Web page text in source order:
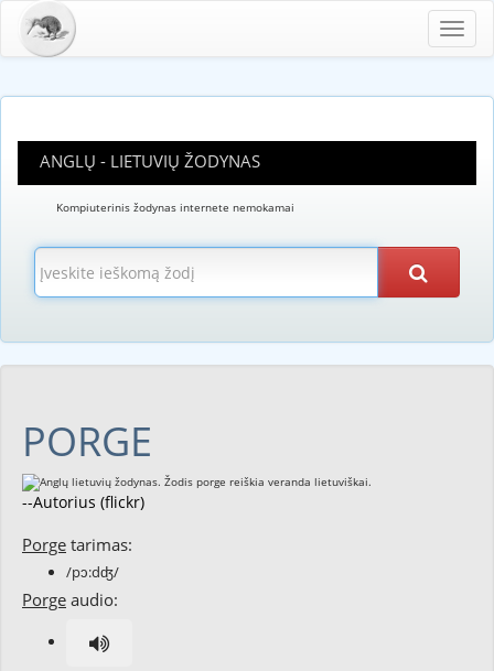
ANGLŲ - LIETUVIŲ ŽODYNAS
Kompiuterinis žodynas internete nemokamai
PORGE
--Autorius (flickr)
Porge tarimas:
/pɔ:dʤ/
Porge audio: